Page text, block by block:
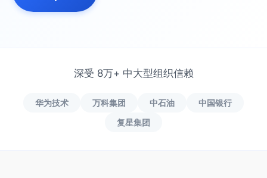
深受 8万+ 中大型组织信赖
华为技术 万科集团 中石油
中国银行
复星集团